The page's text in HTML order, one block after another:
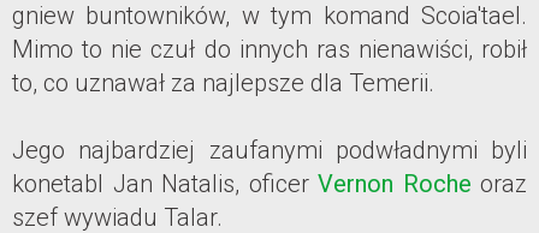
gniew buntowników, w tym komand Scoia'tael.
Mimo to nie czuł do innych ras nienawiści, robił
to, co uznawał za najlepsze dla Temerii.
Jego najbardziej zaufanymi podwładnymi byli
konetabl Jan Natalis, oficer Vernon Roche oraz
szef wywiadu Talar.